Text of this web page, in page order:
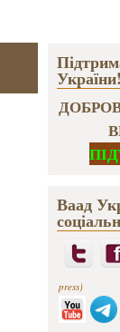
України!
Ваад
press)